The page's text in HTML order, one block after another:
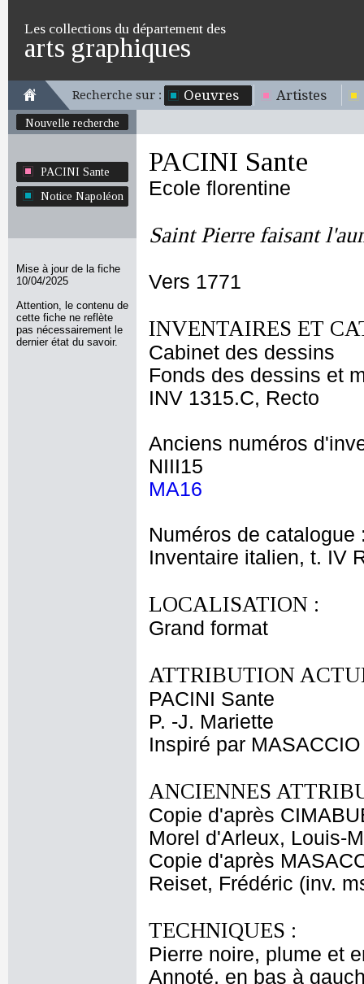
Les collections du département des
arts graphiques
Recherche sur : Oeuvres Artistes
Nouvelle recherche
PACINI Sante
Notice Napoléon
Mise à jour de la fiche
10/04/2025
Attention, le contenu de
cette fiche ne reflète
pas nécessairement le
dernier état du savoir.
PACINI Sante
Ecole florentine
Saint Pierre faisant
Vers 1771
INVENTAIRES ET
Cabinet des dessins
Fonds des dessins et
INV 1315.C, Recto
Anciens numéros
NIII15
MA16
Numéros de catalogue
Inventaire italien, t. IV
LOCALISATION :
Grand format
ATTRIBUTION
PACINI Sante
P. -J. Mariette
Inspiré par MASACCIO
ANCIENNES
Copie d'après
Morel d'Arleux, Louis-
Copie d'après
Reiset, Frédéric (inv.
TECHNIQUES :
Pierre noire, plume et
Annoté, en bas à